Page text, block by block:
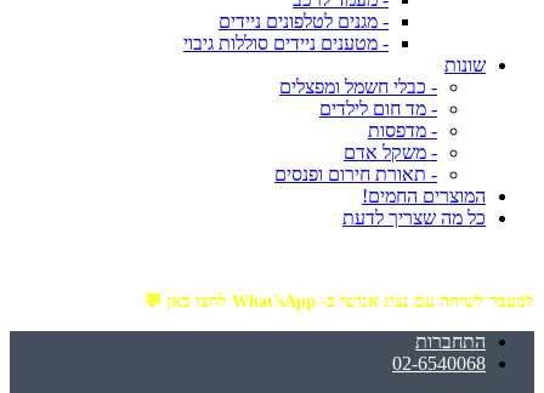
- מגנים לטלפונים ניידים
- מטענים ניידים סוללות גיבוי
שונות
- כבלי חשמל ומפצלים
- מד חום לילדים
- מדפסות
- משקל אדם
- תאורת חירום ופנסים
המוצרים החמים!
כל מה שצריך לדעת
למעבר לשיחה עם נציג אנושי ב- What'sApp לחצו כאן 💬
התחברות
02-6540068